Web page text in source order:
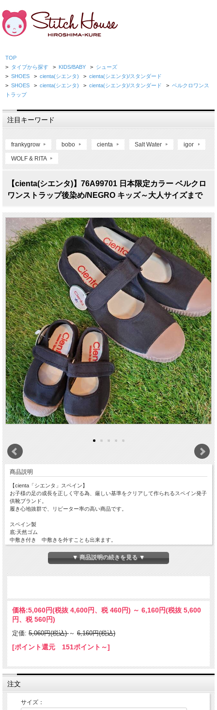
TOP
> タイプから探す > KIDS/BABY > シューズ
> SHOES > cienta(シエンタ) > cienta(シエンタ)/スタンダード
> SHOES > cienta(シエンタ) > cienta(シエンタ)/スタンダード > ベルクロワンス
トラップ
注目キーワード
frankygrow bobo cienta Salt Water igor
WOLF & RITA
【cienta(シエンタ)】76A99701 日本限定カラー ベルクロ
ワンストラップ後染め/NEGRO キッズ～大人サイズまで
商品説明
【cienta「シエンタ」スペイン】
お子様の足の成長を正しく守る為、厳しい基準をクリアして作られるスペイン発子
供靴ブランド。
履き心地抜群で、リピーター率の高い商品です。
スペイン製
底:天然ゴム
中敷き付き 中敷きを外すことも出来ます。
▼ 商品説明の続きを見る ▼
価格:5,060円(税抜 4,600円、税 460円) ～ 6,160円(税抜 5,600
円、税 560円)
定価: 5,060円(税込)～ 6,160円(税込)
[ポイント還元 151ポイント～]
注文
サイズ：